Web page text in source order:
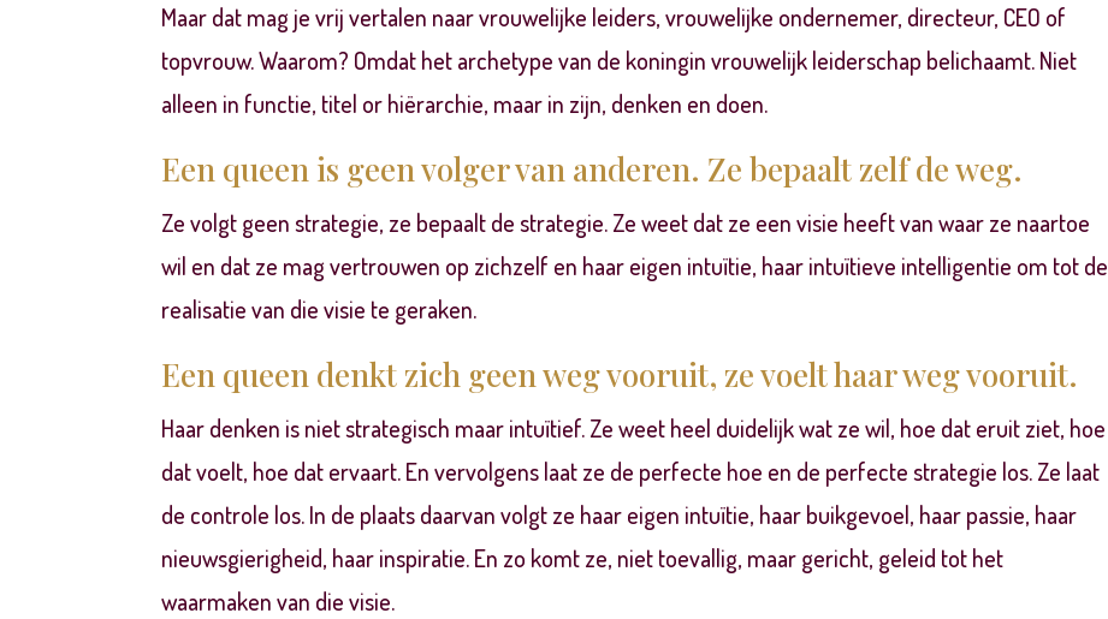
Maar dat mag je vrij vertalen naar vrouwelijke leiders, vrouwelijke ondernemer, directeur, CEO of
topvrouw. Waarom? Omdat het archetype van de koningin vrouwelijk leiderschap belichaamt. Niet
alleen in functie, titel or hiërarchie, maar in zijn, denken en doen.
Een queen is geen volger van anderen. Ze bepaalt zelf de weg.
Ze volgt geen strategie, ze bepaalt de strategie. Ze weet dat ze een visie heeft van waar ze naartoe
wil en dat ze mag vertrouwen op zichzelf en haar eigen intuïtie, haar intuïtieve intelligentie om tot de
realisatie van die visie te geraken.
Een queen denkt zich geen weg vooruit, ze voelt haar weg vooruit.
Haar denken is niet strategisch maar intuïtief. Ze weet heel duidelijk wat ze wil, hoe dat eruit ziet, hoe
dat voelt, hoe dat ervaart. En vervolgens laat ze de perfecte hoe en de perfecte strategie los. Ze laat
de controle los. In de plaats daarvan volgt ze haar eigen intuïtie, haar buikgevoel, haar passie, haar
nieuwsgierigheid, haar inspiratie. En zo komt ze, niet toevallig, maar gericht, geleid tot het
waarmaken van die visie.